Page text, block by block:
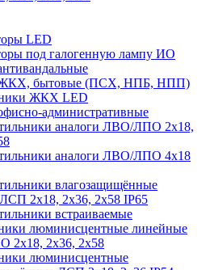
LED
под галогенную лампу ИО
ЖКХ, бытовые (ПСХ, НПБ, НПП)
ЖКХ LED
административные
аналоги ЛВО/ЛПО 2х18,
аналоги ЛВО/ЛПО 4х18
влагозащищённые
2х18, 2х36, 2х58 IP65
встраиваемые
люминисцентные линейные
2х36, 2х58
люминисцентные